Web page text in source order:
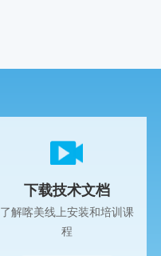
下载技术文档
了解喀美线上安装和培训课
程